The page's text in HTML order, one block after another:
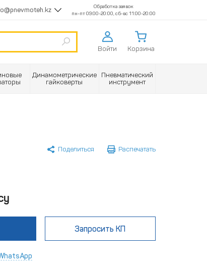
Обработка заявок
пн-пт 09:00-20:00, сб-вс 11:00-20:00
Войти Корзина
Динамометрические
гайковерты
Пневматический
инструмент
Поделиться Распечатать
Запросить КП